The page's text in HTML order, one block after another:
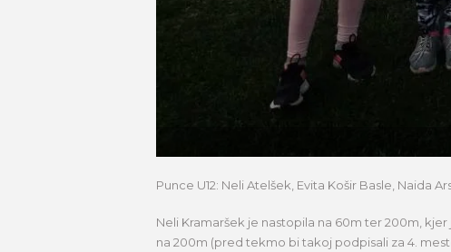
Punce U12: Neli Atelšek, Evita Košir Basle, Naida
Neli Kramaršek je nastopila na 60m ter 200m,
na 200m (pred tekmo bi takoj podpisali za 4.